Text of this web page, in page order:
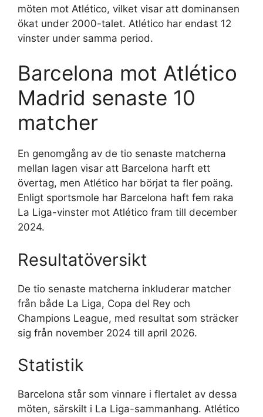
möten mot Atlético, vilket visar att dominansen
ökat under 2000-talet. Atlético har endast 12
vinster under samma period.
Barcelona mot Atlético
Madrid senaste 10
matcher
En genomgång av de tio senaste matcherna
mellan lagen visar att Barcelona harft ett
övertag, men Atlético har börjat ta fler poäng.
Enligt sportsmole har Barcelona haft fem raka
La Liga-vinster mot Atlético fram till december
2024.
Resultatöversikt
De tio senaste matcherna inkluderar matcher
från både La Liga, Copa del Rey och
Champions League, med resultat som sträcker
sig från november 2024 till april 2026.
Statistik
Barcelona står som vinnare i flertalet av dessa
möten, särskilt i La Liga-sammanhang. Atlético